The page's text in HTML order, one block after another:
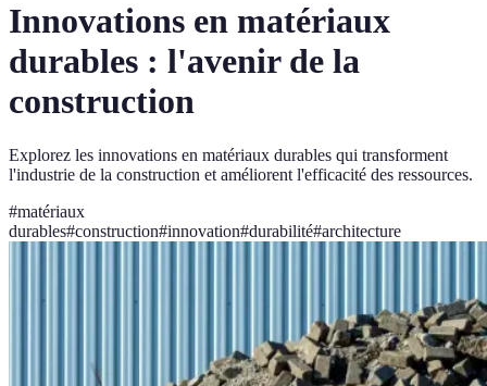
Innovations en matériaux
durables : l'avenir de la
construction
Explorez les innovations en matériaux durables qui transforment
l'industrie de la construction et améliorent l'efficacité des ressources.
#matériaux
durables#construction#innovation#durabilité#architecture